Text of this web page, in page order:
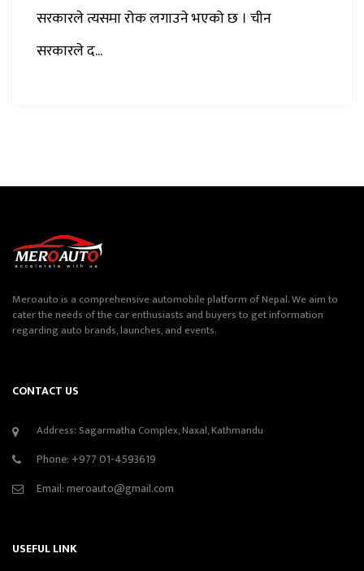
सरकारले त्यसमा रोक लगाउने भएको छ । चीन
सरकारले द...
Meroauto is a comprehensive automobile platform of Nepal. We aim to
cater the needs of the car enthusiasts and buyers to get information
regarding auto brands, launches, and events.
CONTACT US
Address: Sagarmatha Complex, Naxal, Kathmandu
Phone: +977 01-4593619
Email:meroauto@gmail.com
USEFUL LINK